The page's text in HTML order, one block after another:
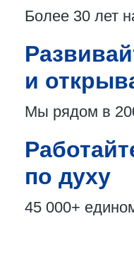
Более 30 лет
и
Мы рядом в
по духу
45 000+